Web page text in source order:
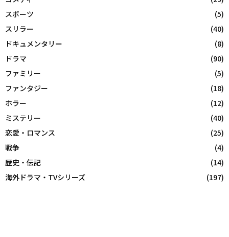
スポーツ
(5)
スリラー
(40)
ドキュメンタリー
(8)
ドラマ
(90)
ファミリー
(5)
ファンタジー
(18)
ホラー
(12)
ミステリー
(40)
恋愛・ロマンス
(25)
戦争
(4)
歴史・伝記
(14)
海外ドラマ・TVシリーズ
(197)